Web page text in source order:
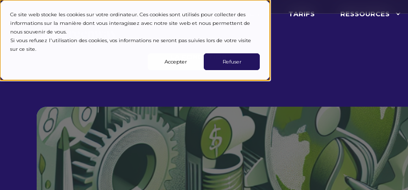
Ce site web stocke les cookies sur votre ordinateur. Ces cookies sont utilisés pour collecter des
informations sur la manière dont vous interagissez avec notre site web et nous permettent de
nous souvenir de vous.
Si vous refusez l'utilisation des cookies, vos informations ne seront pas suivies lors de votre visite
sur ce site.
Accepter
Refuser
COMMENT ÇA MARCHE ? TARIFS RESSOURCES
LA FONDATION